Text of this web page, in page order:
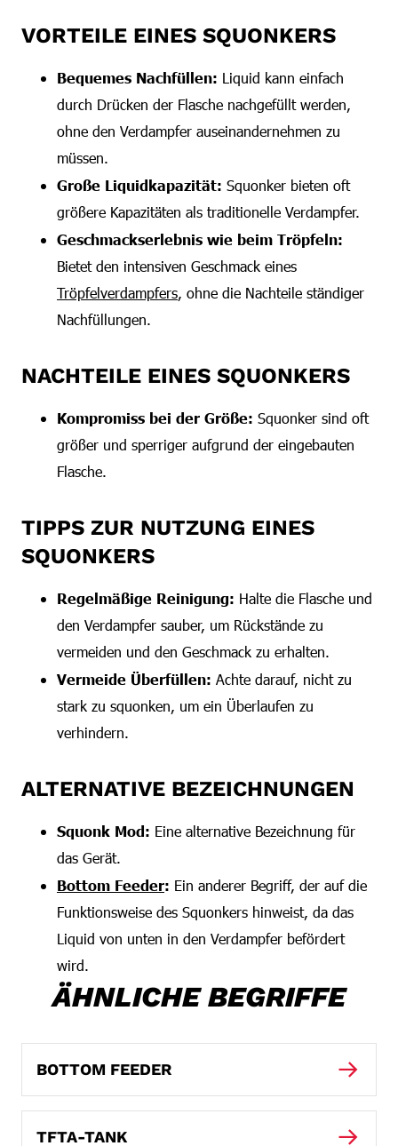
VORTEILE EINES SQUONKERS
Bequemes Nachfüllen: Liquid kann einfach
durch Drücken der Flasche nachgefüllt werden,
ohne den Verdampfer auseinandernehmen zu
müssen.
Große Liquidkapazität: Squonker bieten oft
größere Kapazitäten als traditionelle Verdampfer.
Geschmackserlebnis wie beim Tröpfeln:
Bietet den intensiven Geschmack eines
Tröpfelverdampfers, ohne die Nachteile ständiger
Nachfüllungen.
NACHTEILE EINES SQUONKERS
Kompromiss bei der Größe: Squonker sind oft
größer und sperriger aufgrund der eingebauten
Flasche.
TIPPS ZUR NUTZUNG EINES
SQUONKERS
Regelmäßige Reinigung: Halte die Flasche und
den Verdampfer sauber, um Rückstände zu
vermeiden und den Geschmack zu erhalten.
Vermeide Überfüllen: Achte darauf, nicht zu
stark zu squonken, um ein Überlaufen zu
verhindern.
ALTERNATIVE BEZEICHNUNGEN
Squonk Mod: Eine alternative Bezeichnung für
das Gerät.
Bottom Feeder: Ein anderer Begriff, der auf die
Funktionsweise des Squonkers hinweist, da das
Liquid von unten in den Verdampfer befördert
wird.
ÄHNLICHE BEGRIFFE
BOTTOM FEEDER
TFTA-TANK